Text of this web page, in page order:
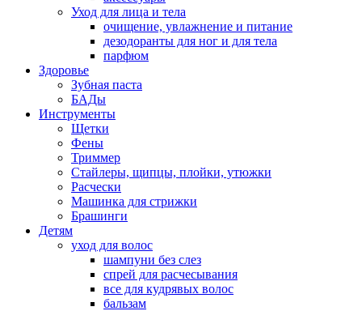
Уход для лица и тела
очищение, увлажнение и питание
дезодоранты для ног и для тела
парфюм
Здоровье
Зубная паста
БАДы
Инструменты
Щетки
Фены
Триммер
Стайлеры, щипцы, плойки, утюжки
Расчески
Машинка для стрижки
Брашинги
Детям
уход для волос
шампуни без слез
спрей для расчесывания
все для кудрявых волос
бальзам